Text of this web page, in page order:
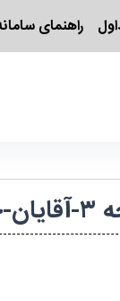
راهنمای